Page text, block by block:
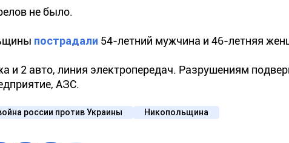
не было.
пострадали 54-летний мужчина и 46-летняя
и 2 авто, линия электропередач. Разрушениям
АЗС.
россии против Украины Никопольщина